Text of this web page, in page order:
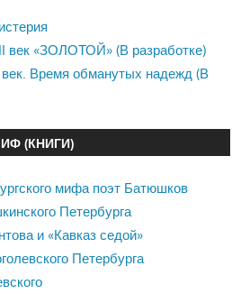
век «ЗОЛОТОЙ» (В разработке)
век. Время обманутых надежд (В
(КНИГИ)
мифа поэт Батюшков
Петербурга
и «Кавказ седой»
Петербурга